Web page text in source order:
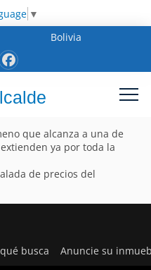
▼
Bolivia
que alcanza a una de
ya por toda la
de precios del
busca Anuncie su